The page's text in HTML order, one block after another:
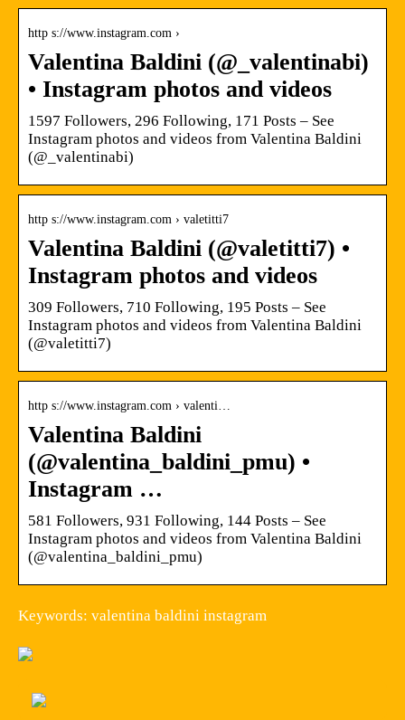
http s://www.instagram.com ›
Valentina Baldini (@_valentinabi)
• Instagram photos and videos
1597 Followers, 296 Following, 171 Posts – See
Instagram photos and videos from Valentina Baldini
(@_valentinabi)
http s://www.instagram.com › valetitti7
Valentina Baldini (@valetitti7) •
Instagram photos and videos
309 Followers, 710 Following, 195 Posts – See
Instagram photos and videos from Valentina Baldini
(@valetitti7)
http s://www.instagram.com › valenti…
Valentina Baldini
(@valentina_baldini_pmu) •
Instagram …
581 Followers, 931 Following, 144 Posts – See
Instagram photos and videos from Valentina Baldini
(@valentina_baldini_pmu)
Keywords: valentina baldini instagram